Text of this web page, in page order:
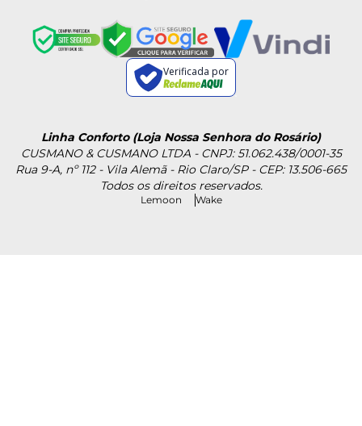
Verificada por
Linha Conforto (Loja Nossa Senhora do Rosário)
CUSMANO & CUSMANO LTDA - CNPJ: 51.062.438/0001-35
Rua 9-A, nº 112 - Vila Alemã - Rio Claro/SP - CEP: 13.506-665
Todos os direitos reservados.
Lemoon Wake